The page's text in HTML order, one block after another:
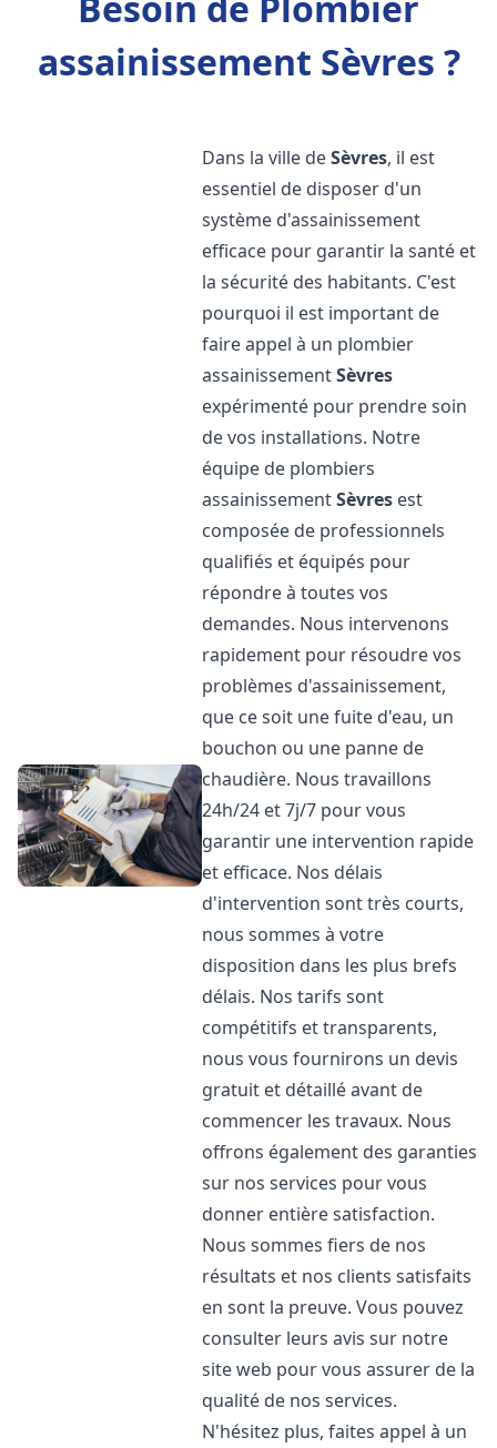
assainissement Sèvres ?
Dans la ville deSèvres, il est
essentiel de disposer d'un
système d'assainissement
efficace pour garantir la santé et
la sécurité des habitants. C'est
pourquoi il est important de
faire appel à un plombier
assainissementSèvres
expérimenté pour prendre soin
de vos installations. Notre
équipe de plombiers
assainissementSèvres est
composée de professionnels
qualifiés et équipés pour
répondre à toutes vos
demandes. Nous intervenons
rapidement pour résoudre vos
problèmes d'assainissement,
que ce soit une fuite d'eau, un
bouchon ou une panne de
chaudière. Nous travaillons
24h/24 et 7j/7 pour vous
garantir une intervention rapide
et efficace. Nos délais
d'intervention sont très courts,
nous sommes à votre
disposition dans les plus brefs
délais. Nos tarifs sont
compétitifs et transparents,
nous vous fournirons un devis
gratuit et détaillé avant de
commencer les travaux. Nous
offrons également des garanties
sur nos services pour vous
donner entière satisfaction.
Nous sommes fiers de nos
résultats et nos clients satisfaits
en sont la preuve. Vous pouvez
consulter leurs avis sur notre
site web pour vous assurer de la
qualité de nos services.
N'hésitez plus, faites appel à un